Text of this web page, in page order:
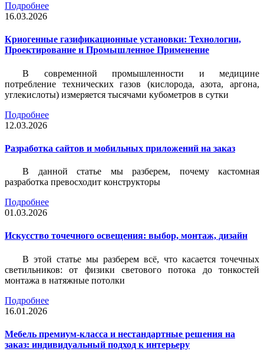
Подробнее
16.03.2026
Криогенные газификационные установки: Технологии,
Проектирование и Промышленное Применение
В современной промышленности и медицине
потребление технических газов (кислорода, азота, аргона,
углекислоты) измеряется тысячами кубометров в сутки
Подробнее
12.03.2026
Разработка сайтов и мобильных приложений на заказ
В данной статье мы разберем, почему кастомная
разработка превосходит конструкторы
Подробнее
01.03.2026
Искусство точечного освещения: выбор, монтаж, дизайн
В этой статье мы разберем всё, что касается точечных
светильников: от физики светового потока до тонкостей
монтажа в натяжные потолки
Подробнее
16.01.2026
Мебель премиум-класса и нестандартные решения на
заказ: индивидуальный подход к интерьеру